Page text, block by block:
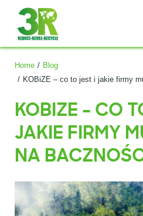
Home
Blog
KOBiZE – co to jest i jakie firmy
KOBIZE – CO
JAKIE FIRMY
NA